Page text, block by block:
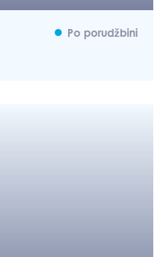
Po porudžbini